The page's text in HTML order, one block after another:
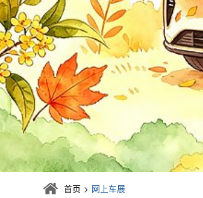
首页 > 网上车展
K
KTM
卡威
开瑞
凯迪拉克
凯翼